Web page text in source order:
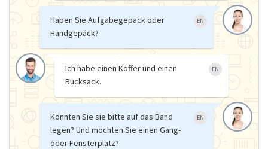
Haben Sie Aufgabegepäck oder
Handgepäck?
EN
Ich habe einen Koffer und einen
Rucksack.
EN
Könnten Sie sie bitte auf das Band
legen? Und möchten Sie einen Gang-
oder Fensterplatz?
EN